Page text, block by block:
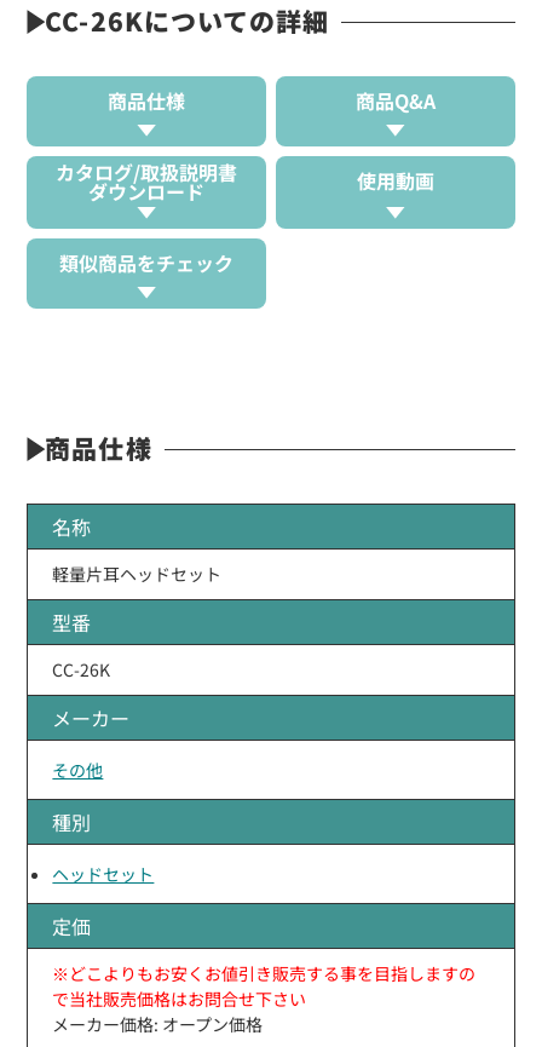
CC-26Kについての詳細
商品仕様 商品Q&A
カタログ/取扱説明書
ダウンロード 使用動画
類似商品をチェック
商品仕様
名称
軽量片耳ヘッドセット
型番
CC-26K
メーカー
その他
種別
ヘッドセット
定価
※どこよりもお安くお値引き販売する事を目指しますの
で当社販売価格はお問合せ下さい
メーカー価格: オープン価格